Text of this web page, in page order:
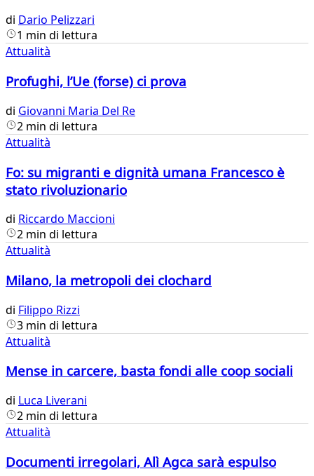
di Dario Pelizzari
1 min di lettura
Attualità
Profughi, l’Ue (forse) ci prova
di Giovanni Maria Del Re
2 min di lettura
Attualità
Fo: su migranti e dignità umana Francesco è
stato rivoluzionario
di Riccardo Maccioni
2 min di lettura
Attualità
Milano, la metropoli dei clochard
di Filippo Rizzi
3 min di lettura
Attualità
Mense in carcere, basta fondi alle coop sociali
di Luca Liverani
2 min di lettura
Attualità
Documenti irregolari, Alì Agca sarà espulso